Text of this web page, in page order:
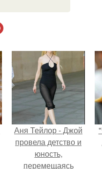
Аня Тейлор - Джой
провела детство и
юность,
перемещаясь